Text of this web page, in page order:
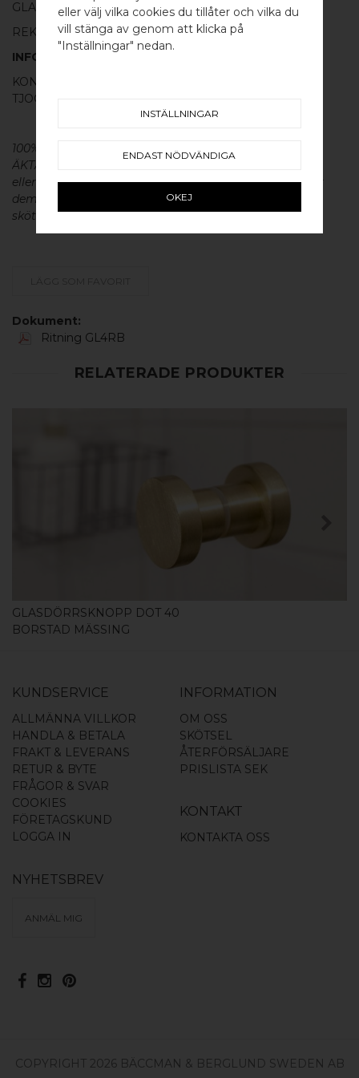
Välj land / Choose country
GLASDÖRR SOM ÄR MAX 10MM TJOCK
REKOMMENDERAT HÅL I GLASET ÄR 8 - 12MM
INFORMATION
KONTAKTA OSS OM LÄNGRE GÄNGSTÅNG FÖR
TJOCKARE GLAS ELLER TRÄDÖRR BEHÖVS.
100% ÄKTA METALL - Alla våra beslag är tillverkade av
ÄKTA massiv mässing, koppar, rostfritt stål
eller aluminium utan metallisk ytbehandling, vilket ger
dem en väldigt lång livslängd och vacker patina. För
skötsel av våra produkter läs merhär.
Dokument:
Ritning GL4RB
RELATERADE PRODUKTER
GLASDÖRRSKNOPP DOT 40
BORSTAD MÄSSING
KUNDSERVICE
ALLMÄNNA VILLKOR
HANDLA & BETALA
FRAKT & LEVERANS
RETUR & BYTE
FRÅGOR & SVAR
COOKIES
FÖRETAGSKUND
LOGGA IN
INFORMATION
OM OSS
SKÖTSEL
ÅTERFÖRSÄLJARE
PRISLISTA SEK
KONTAKT
KONTAKTA OSS
NYHETSBREV
ANMÄL MIG
COPYRIGHT 2026 BÄCCMAN & BERGLUND SWEDEN AB
eller välj vilka cookies du tillåter och vilka du
vill stänga av genom att klicka på
"Inställningar" nedan.
INSTÄLLNINGAR
ENDAST NÖDVÄNDIGA
OKEJ